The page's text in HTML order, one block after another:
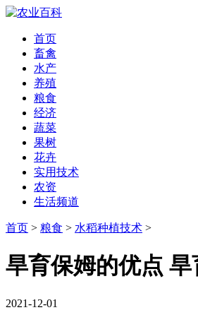
首页
畜禽
水产
养殖
粮食
经济
蔬菜
果树
花卉
实用技术
农资
生活频道
首页 > 粮食 > 水稻种植技术 >
旱育保姆的优点
2021-12-01